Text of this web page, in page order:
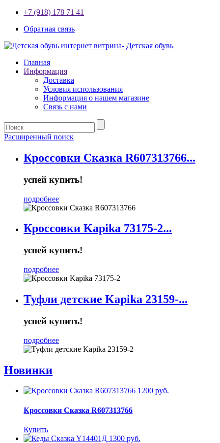
+7 (918) 178 71 41
Обратная связь
Главная
Информация
Доставка
Условия использования
Информация о нашем магазине
Связь с нами
Расширенный поиск
Кроссовки Сказка R607313766...
успей купить!
подробнее
Кроссовки Kapika 73175-2...
успей купить!
подробнее
Туфли детские Kapika 23159-...
успей купить!
подробнее
Новинки
1200 руб.
Кроссовки Сказка R607313766
Купить
1300 руб.